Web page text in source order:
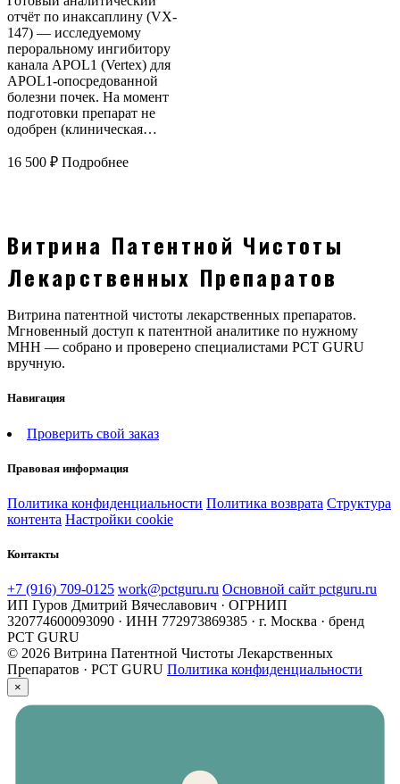
отчёт по инаксаплину (VX-
147) — исследуемому
пероральному ингибитору
канала APOL1 (Vertex) для
APOL1-опосредованной
болезни почек. На момент
подготовки препарат не
одобрен (клиническая…
16 500 ₽ Подробнее
Витрина Патентной Чистоты
Лекарственных Препаратов
Витрина патентной чистоты лекарственных препаратов.
Мгновенный доступ к патентной аналитике по нужному
МНН — собрано и проверено специалистами PCT GURU
вручную.
Навигация
Проверить свой заказ
Правовая информация
Политика конфиденциальности Политика возврата Структура
контента Настройки cookie
Контакты
+7 (916) 709-0125 work@pctguru.ru Основной сайт pctguru.ru
ИП Гуров Дмитрий Вячеславович · ОГРНИП
320774600093090 · ИНН 772973869385 · г. Москва · бренд
PCT GURU
© 2026 Витрина Патентной Чистоты Лекарственных
Препаратов · PCT GURU Политика конфиденциальности
×